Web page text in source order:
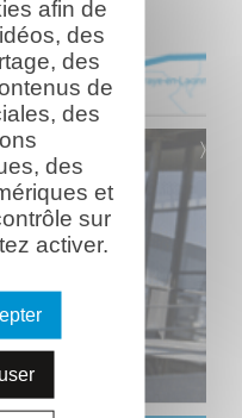
afin de
des
des
de
des
des
et
sur
activer.